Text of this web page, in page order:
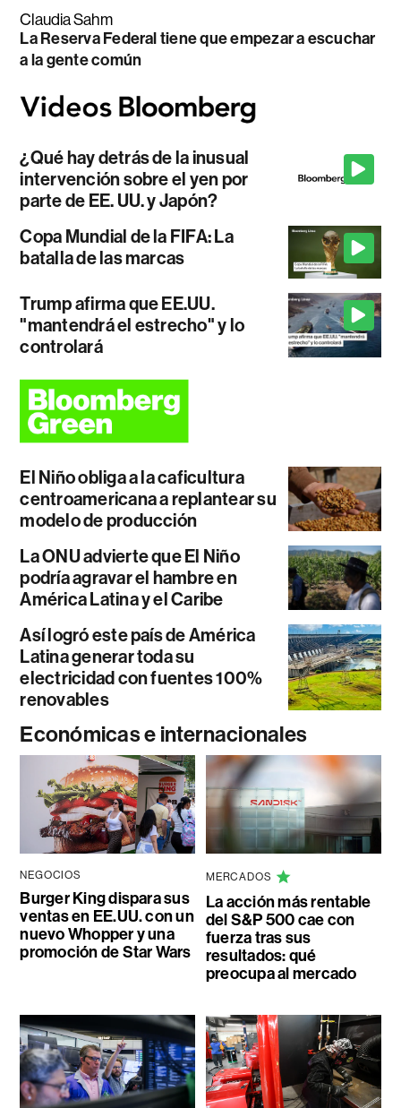
Claudia Sahm
La Reserva Federal tiene que empezar a escuchar
a la gente común
¿Qué hay detrás de la inusual
intervención sobre el yen por
parte de EE. UU. y Japón?
Copa Mundial de la FIFA: La
batalla de las marcas
Trump afirma que EE.UU.
"mantendrá el estrecho" y lo
controlará
El Niño obliga a la caficultura
centroamericana a replantear su
modelo de producción
La ONU advierte que El Niño
podría agravar el hambre en
América Latina y el Caribe
Así logró este país de América
Latina generar toda su
electricidad con fuentes 100%
renovables
Económicas e internacionales
NEGOCIOS
Burger King dispara sus
ventas en EE.UU. con un
nuevo Whopper y una
promoción de Star Wars
MERCADOS
La acción más rentable
del S&P 500 cae con
fuerza tras sus
resultados: qué
preocupa al mercado